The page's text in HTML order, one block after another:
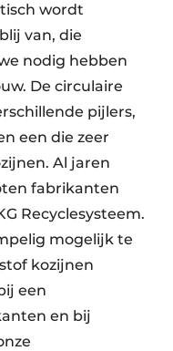
wordt
van, die
nodig hebben
De circulaire
pijlers,
een die zeer
Al jaren
fabrikanten
Recyclesysteem.
mogelijk te
kozijnen
een
en bij